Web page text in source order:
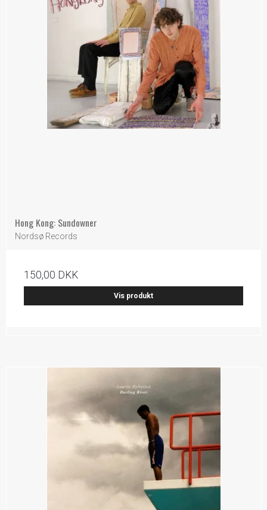
Hong Kong: Sundowner
Nordsø Records
150,00 DKK
Vis produkt